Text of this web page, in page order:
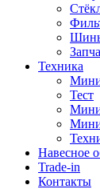
Техника
Тест
Навесное
Trade-in
Контакты